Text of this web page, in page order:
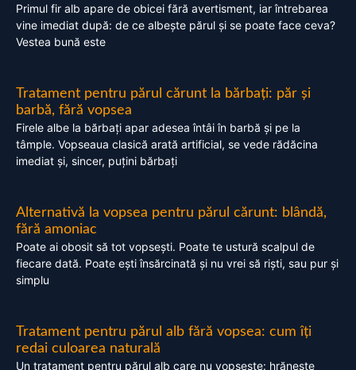
Primul fir alb apare de obicei fără avertisment, iar întrebarea
vine imediat după: de ce albește părul și se poate face ceva?
Vestea bună este
Tratament pentru părul cărunt la bărbați: păr și
barbă, fără vopsea
Firele albe la bărbați apar adesea întâi în barbă și pe la
tâmple. Vopseaua clasică arată artificial, se vede rădăcina
imediat și, sincer, puțini bărbați
Alternativă la vopsea pentru părul cărunt: blândă,
fără amoniac
Poate ai obosit să tot vopsești. Poate te ustură scalpul de
fiecare dată. Poate ești însărcinată și nu vrei să riști, sau pur și
simplu
Tratament pentru părul alb fără vopsea: cum îți
redai culoarea naturală
Un tratament pentru părul alb care nu vopsește: hrănește